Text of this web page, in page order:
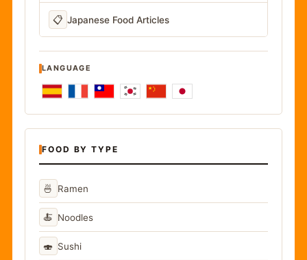
📋 Japanese Food Articles
LANGUAGE
FOOD BY TYPE
🍜 Ramen
🍝 Noodles
🍣 Sushi